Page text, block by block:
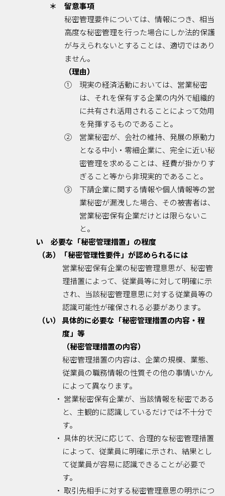
＊ 留意事項
秘密管理要件については、情報につき、相当
高度な秘密管理を行った場合にしか法的保護
が与えられないとすることは、適切ではあり
ません。
（理由）
① 現実の経済活動においては、営業秘密
は、それを保有する企業の内外で組織的
に共有され活用されることによって効用
を発揮するものであること。
② 営業秘密が、会社の維持、発展の原動力
となる中小・零細企業に、完全に近い秘
密管理を求めることは、経費が掛かりす
ぎること等から非現実的であること。
③ 下請企業に関する情報や個人情報等の営
業秘密が漏洩した場合、その被害者は、
営業秘密保有企業だけとは限らないこ
と。
い 必要な「秘密管理措置」の程度
（あ）「秘密管理性要件」が認められるには
営業秘密保有企業の秘密管理意思が、秘密管
理措置によって、従業員等に対して明確に示
され、当該秘密管理意思に対する従業員等の
認識可能性が確保される必要があります。
（い） 具体的に必要な「秘密管理措置の内容・程
度」等
（秘密管理措置の内容）
秘密管理措置の内容は、企業の規模、業態、
従業員の職務情報の性質その他の事情いかん
によって異なります。
・ 営業秘密保有企業が、当該情報を秘密である
と、主観的に認識しているだけでは不十分で
す。
・ 具体的状況に応じて、合理的な秘密管理措置
によって、従業員に明確に示され、結果とし
て従業員が容易に認識できることが必要で
す。
・ 取引先相手に対する秘密管理意思の明示につ